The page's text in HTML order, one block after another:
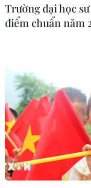
Quảng Ninh:
sớm khôi phục
05/07/2026 02:25
Tại Móng Cái, mưa
Trường đại học
điểm chuẩn năm